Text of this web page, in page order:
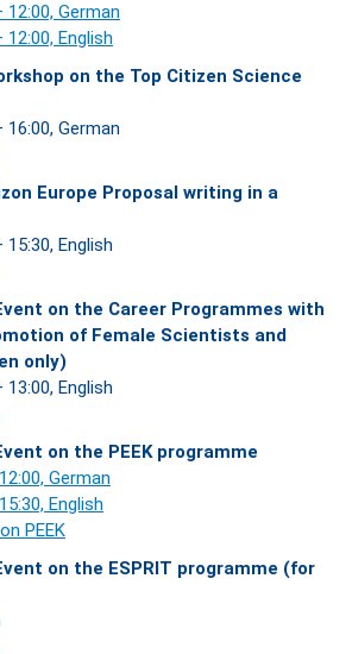
12:00, German
12:00, English
on the Top Citizen Science
16:00, German
Europe Proposal writing in a
15:30, English
on the Career Programmes with
of Female Scientists and
only)
13:00, English
on the PEEK programme
German
English
PEEK
on the ESPRIT programme (for